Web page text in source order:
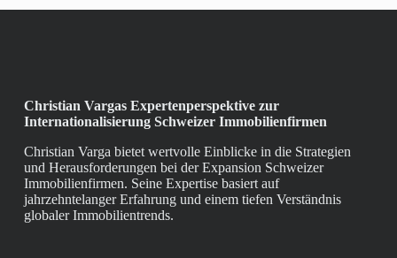
Christian Vargas Expertenperspektive zur
Internationalisierung Schweizer Immobilienfirmen
Christian Varga bietet wertvolle Einblicke in die Strategien
und Herausforderungen bei der Expansion Schweizer
Immobilienfirmen. Seine Expertise basiert auf
jahrzehntelanger Erfahrung und einem tiefen Verständnis
globaler Immobilientrends.